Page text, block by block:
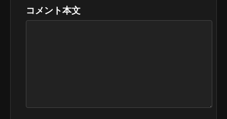
コメント本文